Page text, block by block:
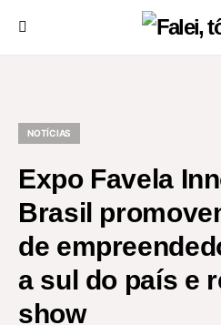
NOTÍCIAS
Expo Favela
Brasil
de
a sul do país e
show